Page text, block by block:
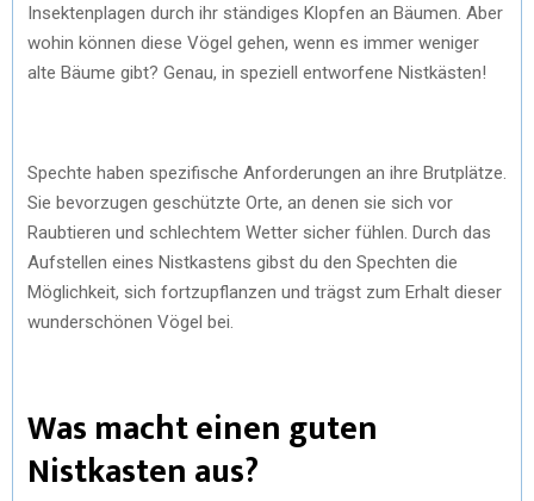
Insektenplagen durch ihr ständiges Klopfen an Bäumen. Aber
wohin können diese Vögel gehen, wenn es immer weniger
alte Bäume gibt? Genau, in speziell entworfene Nistkästen!
Spechte haben spezifische Anforderungen an ihre Brutplätze.
Sie bevorzugen geschützte Orte, an denen sie sich vor
Raubtieren und schlechtem Wetter sicher fühlen. Durch das
Aufstellen eines Nistkastens gibst du den Spechten die
Möglichkeit, sich fortzupflanzen und trägst zum Erhalt dieser
wunderschönen Vögel bei.
Was macht einen guten
Nistkasten aus?